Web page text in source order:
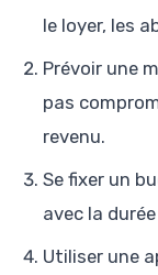
le loyer, les
Prévoir une
pas
revenu.
Se fixer un
avec la
Utiliser une